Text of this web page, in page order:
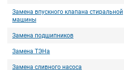
Замена впускного клапана стиральной
машины
Замена подшипников
Замена ТЭНа
Замена сливного насоса